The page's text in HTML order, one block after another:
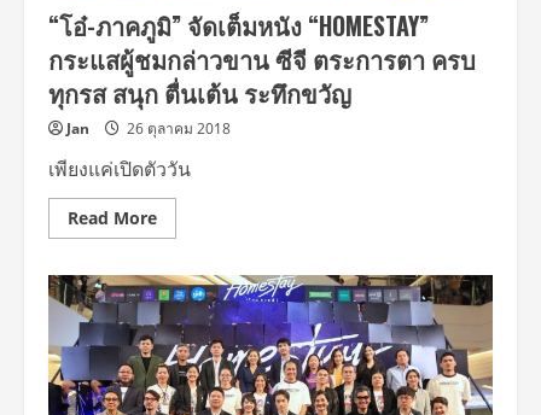
เฌอ
ปราง
ขอ
วิ่ง
สระ
ผม
แก้บน
ที่
สะพาน
พุทธ
“โอ๋-ภาคภูมิ” จัดเต็มหนัง “HOMESTAY”
กระแสผู้ชมกล่าวขาน ซีจี ตระการตา ครบ
ทุกรส สนุก ตื่นเต้น ระทึกขวัญ
Jan 26 ตุลาคม 2018
เพียงแค่เปิดตัววัน
Read MoreRead
more
ภาค
ภูมิ”
จัด
เต็ม
หนัง
“HOMESTAY”
กระแส
ผู้